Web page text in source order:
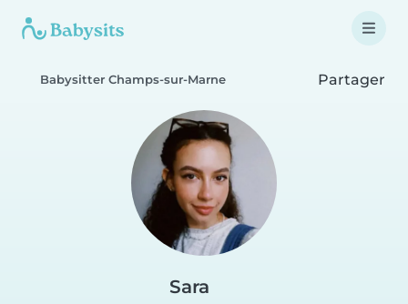
Babysitter Champs-sur-Marne Partager
Sara